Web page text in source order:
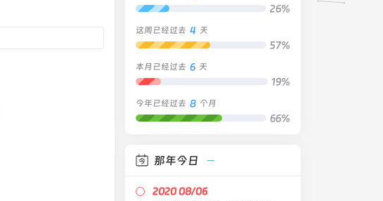
26%
这周已经过去 4 天
57%
本月已经过去 6 天
19%
今年已经过去 8 个月
66%
那年今日
2020 08/06